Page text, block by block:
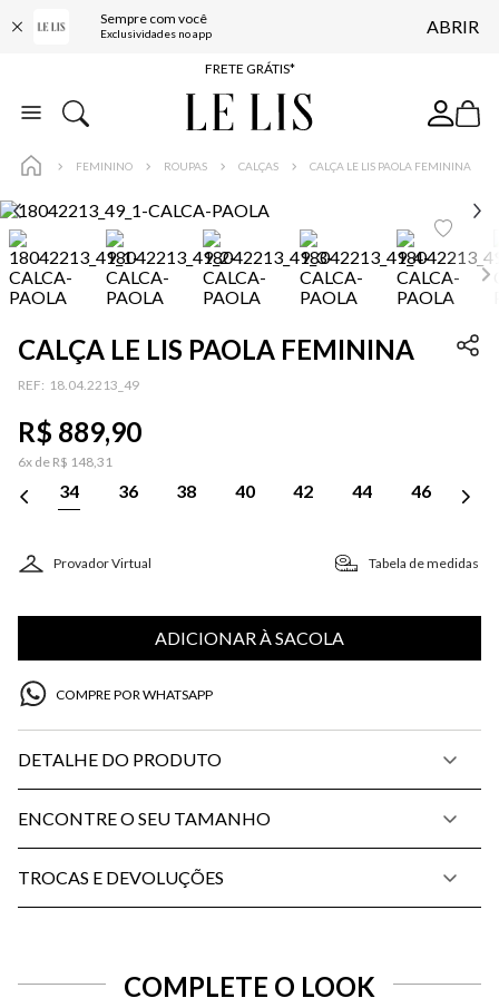
Sempre com você
Exclusividades no app ABRIR
ENTREGA EXPRESSA*
FRETE GRÁTIS*
BAIXE O APP
FEMININO ROUPAS CALÇAS CALÇA LE LIS PAOLA FEMININA
CALÇA LE LIS PAOLA FEMININA
: 18.04.2213_49
R$ 889,90
6x de R$ 148,31
34 36 38 40 42 44 46
Provador Virtual Tabela de medidas
ADICIONAR À SACOLA
COMPRE POR WHATSAPP
DETALHE DO PRODUTO
ENCONTRE O SEU TAMANHO
TROCAS E DEVOLUÇÕES
COMPLETE O LOOK